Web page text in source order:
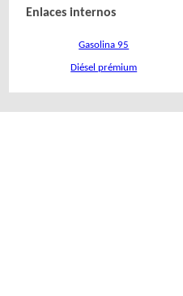
Enlaces internos
Gasolina 95
Diésel prémium